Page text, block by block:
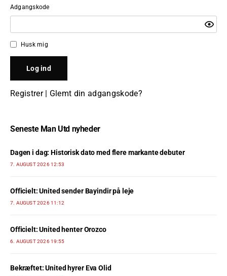
Adgangskode
Husk mig
Registrer| Glemt din adgangskode?
Seneste Man Utd nyheder
Dagen i dag: Historisk dato med flere markante debuter
7. AUGUST 2026 12:53
Officielt: United sender Bayindir på leje
7. AUGUST 2026 11:12
Officielt: United henter Orozco
6. AUGUST 2026 19:55
Bekræftet: United hyrer Eva Olid